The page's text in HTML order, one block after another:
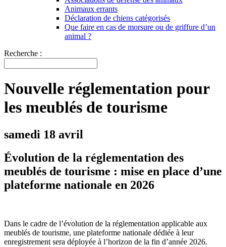
Animaux errants
Déclaration de chiens catégorisés
Que faire en cas de morsure ou de griffure d’un
animal ?
Recherche :
Nouvelle réglementation pour
les meublés de tourisme
samedi 18 avril
Évolution de la réglementation des
meublés de tourisme : mise en place d’une
plateforme nationale en 2026
Dans le cadre de l’évolution de la réglementation applicable aux
meublés de tourisme, une plateforme nationale dédiée à leur
enregistrement sera déployée à l’horizon de la fin d’année 2026.